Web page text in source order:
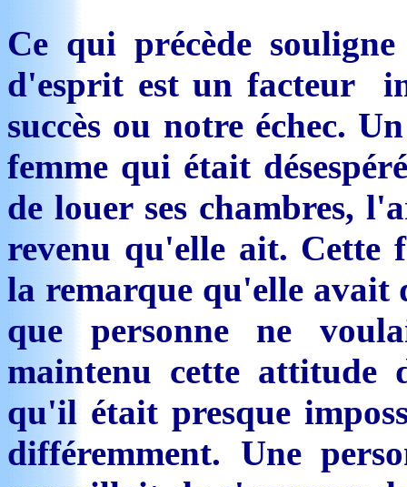
Ce qui précède
d'esprit est un facteur
succès ou notre échec.
femme qui était
de louer ses chambres,
revenu qu'elle ait. Cette
la remarque qu'elle avait
que personne ne
maintenu cette attitude
qu'il était presque
différemment. Une